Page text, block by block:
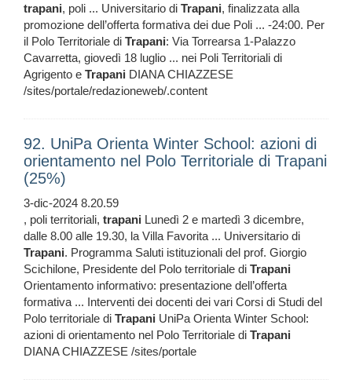
trapani, poli ... Universitario di Trapani, finalizzata alla
promozione dell’offerta formativa dei due Poli ... -24:00. Per
il Polo Territoriale di Trapani: Via Torrearsa 1-Palazzo
Cavarretta, giovedì 18 luglio ... nei Poli Territoriali di
Agrigento e Trapani DIANA CHIAZZESE
/sites/portale/redazioneweb/.content
92. UniPa Orienta Winter School: azioni di
orientamento nel Polo Territoriale di Trapani
(25%)
3-dic-2024 8.20.59
, poli territoriali, trapani Lunedì 2 e martedì 3 dicembre,
dalle 8.00 alle 19.30, la Villa Favorita ... Universitario di
Trapani. Programma Saluti istituzionali del prof. Giorgio
Scichilone, Presidente del Polo territoriale di Trapani
Orientamento informativo: presentazione dell’offerta
formativa ... Interventi dei docenti dei vari Corsi di Studi del
Polo territoriale di Trapani UniPa Orienta Winter School:
azioni di orientamento nel Polo Territoriale di Trapani
DIANA CHIAZZESE /sites/portale